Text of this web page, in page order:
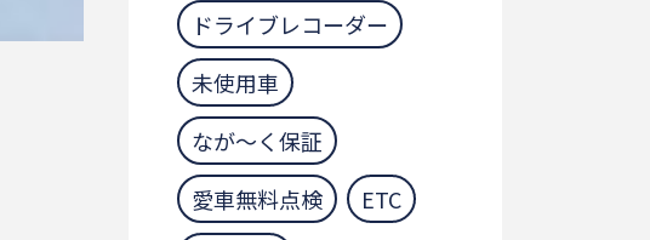
ドライブレコーダー
未使用車
なが～く保証
愛車無料点検
ETC